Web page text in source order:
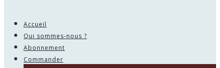
Accueil
Qui sommes-nous ?
Abonnement
Commander